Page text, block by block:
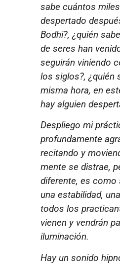
sabe cuántos
despertado
Bodhi?, ¿quién
de seres han
seguirán viniendo
los siglos?, ¿quién
misma hora, en
hay alguien
Despliego mi
profundamente
recitando y
mente se distrae,
diferente, es como
una estabilidad,
todos los
vienen y vendrán
iluminación.
Hay un sonido